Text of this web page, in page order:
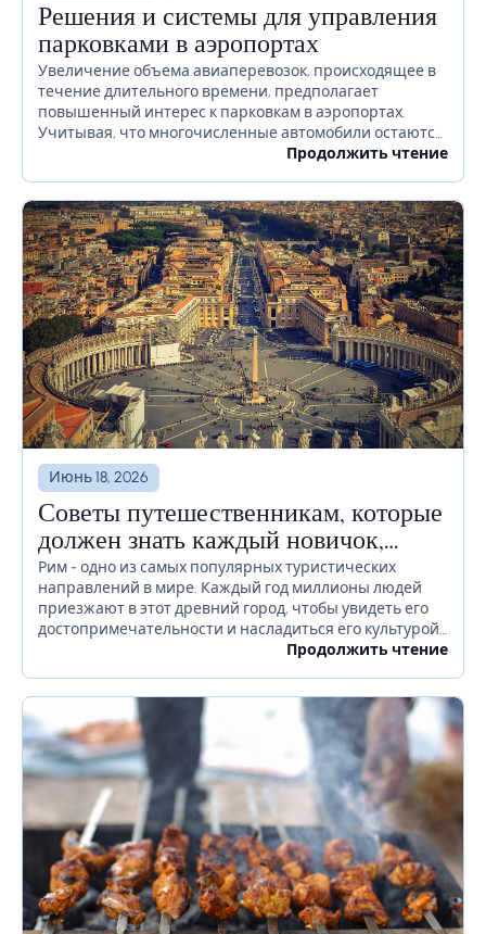
Решения и системы для управления
парковками в аэропортах
Увеличение объема авиаперевозок, происходящее в
течение длительного времени, предполагает
повышенный интерес к парковкам в аэропортах.
Учитывая, что многочисленные автомобили остаются
на территории аэропорта в течение длительного
Продолжить чтение
Июнь 18, 2026
Советы путешественникам, которые
должен знать каждый новичок,
прежде чем отправиться в Рим
Рим - одно из самых популярных туристических
направлений в мире. Каждый год миллионы людей
приезжают в этот древний город, чтобы увидеть его
достопримечательности и насладиться его культурой.
Если вы планируете посетить Рим в ближайшее
Продолжить чтение